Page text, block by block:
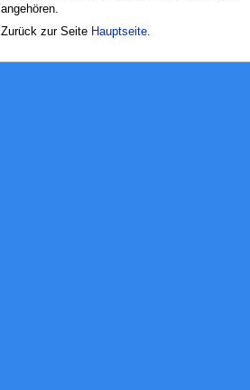
angehören.
Zurück zur Seite Hauptseite.